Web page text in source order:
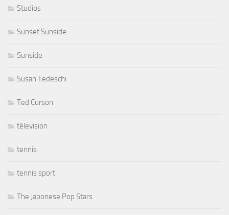
Studios
Sunset Sunside
Sunside
Susan Tedeschi
Ted Curson
télevision
tennis
tennis sport
The Japonese Pop Stars